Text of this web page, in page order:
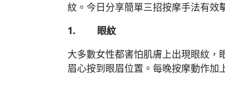
紋。今日分享簡單三招按摩手法有效
1. 眼紋
大多數女性都害怕肌膚上出現眼紋
眉心按到眼眉位置。每晚按摩動作加